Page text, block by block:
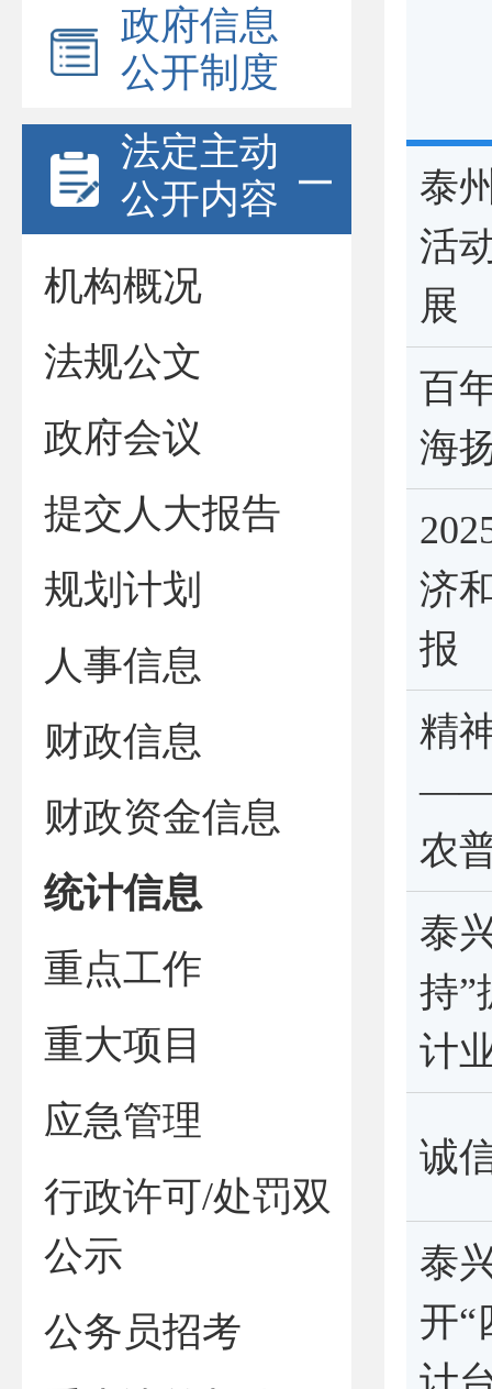
政府信息
公开制度
法定主动
公开内容
机构概况
法规公文
政府会议
提交人大报告
规划计划
人事信息
财政信息
财政资金信息
统计信息
重点工作
重大项目
应急管理
行政许可/处罚双
公示
公务员招考
泰
活
展
百
海
济
报
精
——
农
泰
持”
计
诚
泰
开“